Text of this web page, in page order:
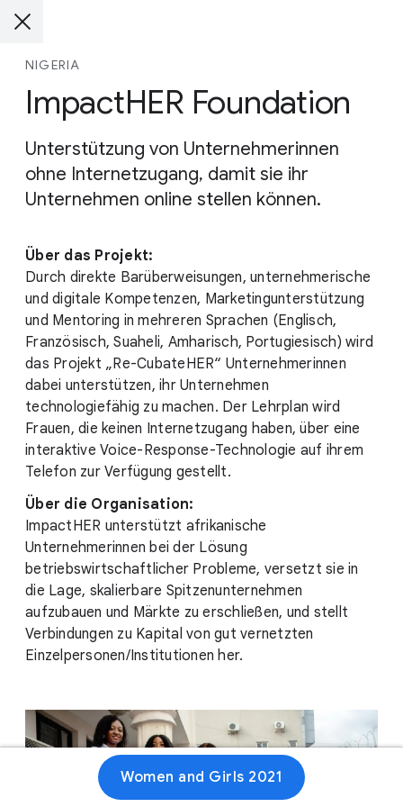
NIGERIA
ImpactHER Foundation
Unterstützung von Unternehmerinnen
ohne Internetzugang, damit sie ihr
Unternehmen online stellen können.
Über das Projekt:
Durch direkte Barüberweisungen, unternehmerische
und digitale Kompetenzen, Marketingunterstützung
und Mentoring in mehreren Sprachen (Englisch,
Französisch, Suaheli, Amharisch, Portugiesisch) wird
das Projekt „Re-CubateHER“ Unternehmerinnen
dabei unterstützen, ihr Unternehmen
technologiefähig zu machen. Der Lehrplan wird
Frauen, die keinen Internetzugang haben, über eine
interaktive Voice-Response-Technologie auf ihrem
Telefon zur Verfügung gestellt.
Über die Organisation:
ImpactHER unterstützt afrikanische
Unternehmerinnen bei der Lösung
betriebswirtschaftlicher Probleme, versetzt sie in
die Lage, skalierbare Spitzenunternehmen
aufzubauen und Märkte zu erschließen, und stellt
Verbindungen zu Kapital von gut vernetzten
Einzelpersonen/Institutionen her.
Women and Girls 2021